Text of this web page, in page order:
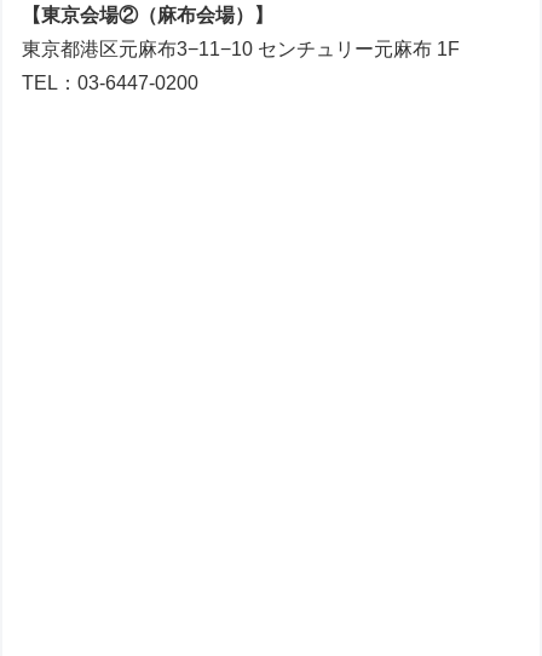
【東京会場②（麻布会場）】
東京都港区元麻布3−11−10 センチュリー元麻布 1F
TEL：03-6447-0200